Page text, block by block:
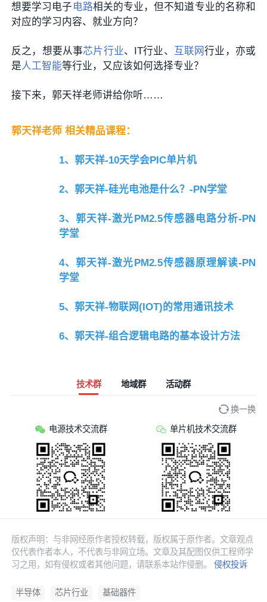
想要学习电子 电路相关的专业，但不知道专业的名称和
对应的学习内容、就业方向？
反之，想要从事芯片行业、IT行业、 互联网行业，亦或
是人工智能等行业，又应该如何选择专业？
接下来，郭天祥老师讲给你听……
郭天祥老师 相关精品课程：
1、郭天祥-10天学会PIC单片机
2、郭天祥-硅光电池是什么？-PN学堂
3、郭天祥-激光PM2.5传感器电路分析-PN
学堂
4、郭天祥-激光PM2.5传感器原理解读-PN
学堂
5、郭天祥-物联网(IOT)的常用通讯技术
6、郭天祥-组合逻辑电路的基本设计方法
技术群 地域群 活动群
换一换
电源技术交流群 单片机技术交流群
版权声明：与非网经原作者授权转载，版权属于原作者。文章观点
仅代表作者本人，不代表与非网立场。文章及其配图仅供工程师学
习之用，如有侵权或者其他问题，请联系本站作侵删。侵权投诉
半导体 芯片行业 基础器件